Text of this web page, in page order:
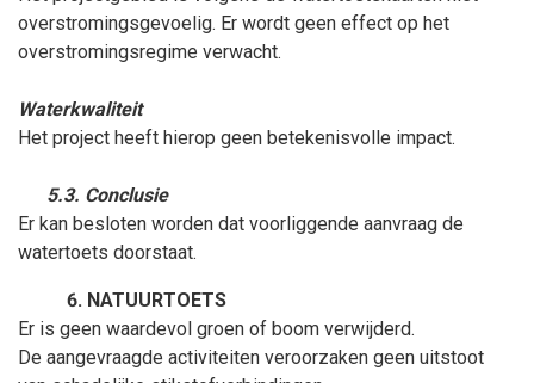
overstromingsgevoelig. Er wordt geen effect op het
overstromingsregime verwacht.
Waterkwaliteit
Het project heeft hierop geen betekenisvolle impact.
5.3. Conclusie
Er kan besloten worden dat voorliggende aanvraag de
watertoets doorstaat.
NATUURTOETS
Er is geen waardevol groen of boom verwijderd.
De aangevraagde activiteiten veroorzaken geen uitstoot